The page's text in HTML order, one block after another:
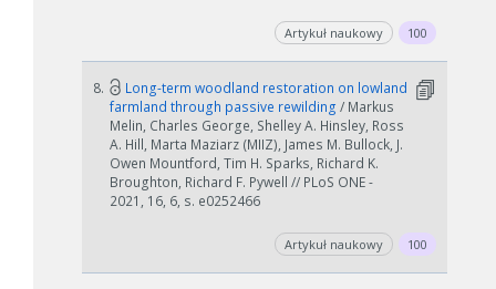
Artykuł naukowy 100
8.
Long-term woodland restoration on lowland
farmland through passive rewilding / Markus
Melin, Charles George, Shelley A. Hinsley, Ross
A. Hill, Marta Maziarz (MIIZ), James M. Bullock, J.
Owen Mountford, Tim H. Sparks, Richard K.
Broughton, Richard F. Pywell // PLoS ONE -
2021, 16, 6, s. e0252466
Artykuł naukowy 100